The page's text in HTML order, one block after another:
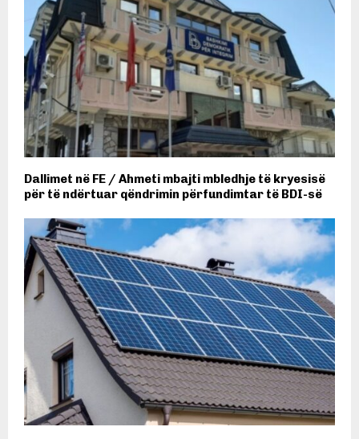
Dallimet në FE / Ahmeti mbajti mbledhje të kryesisë
për të ndërtuar qëndrimin përfundimtar të BDI-së